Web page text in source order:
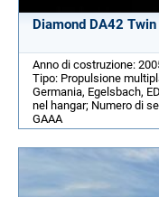
Diamond DA42
Anno di costruzione:
Tipo: Propulsione
Germania, Egelsbach,
nel hangar; Numero di
GAAA